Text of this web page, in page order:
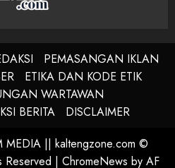
PEMASANGAN IKLAN
ETIKA DAN KODE ETIK
WARTAWAN
BERITA
DISCLAIMER
MEDIA || kaltengzone.com ©
Reserved | ChromeNews by AF